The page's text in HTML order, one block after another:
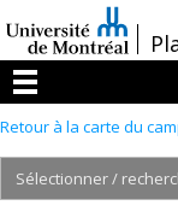
au
contenu
/
Menu
Retour à la carte du